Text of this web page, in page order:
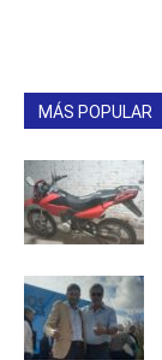
MÁS POPULAR